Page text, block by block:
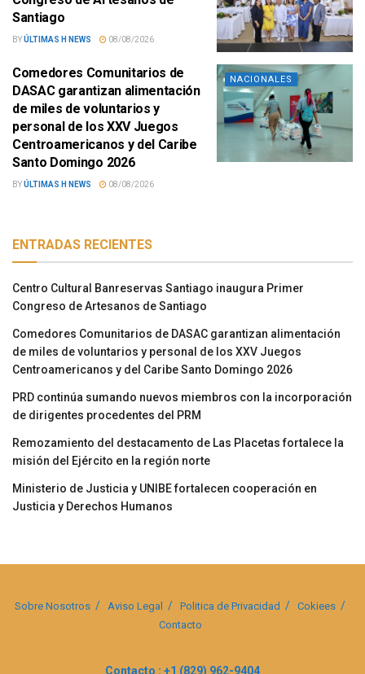
Santiago
BYÚLTIMAS H NEWS 08/08/2026
NACIONALES
Comedores Comunitarios de
DASAC garantizan alimentación
de miles de voluntarios y
personal de los XXV Juegos
Centroamericanos y del Caribe
Santo Domingo 2026
BYÚLTIMAS H NEWS 08/08/2026
ENTRADAS RECIENTES
Centro Cultural Banreservas Santiago inaugura Primer
Congreso de Artesanos de Santiago
Comedores Comunitarios de DASAC garantizan alimentación
de miles de voluntarios y personal de los XXV Juegos
Centroamericanos y del Caribe Santo Domingo 2026
PRD continúa sumando nuevos miembros con la incorporación
de dirigentes procedentes del PRM
Remozamiento del destacamento de Las Placetas fortalece la
misión del Ejército en la región norte
Ministerio de Justicia y UNIBE fortalecen cooperación en
Justicia y Derechos Humanos
Sobre Nosotros Aviso Legal Politica de Privacidad
Cokiees
Contacto
Contacto : +1 (829) 962-9404